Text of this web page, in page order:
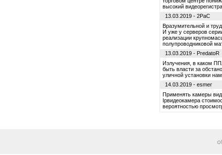
высокий
13.03.2019 - 2PaC
Вразумительной и
И уже у серверов
реализации
полупроводниковой
13.03.2019 - PredatoR
Излучения, в каком
быть власти за
уличной установки
14.03.2019 - esmer
Применять камеры
Ipвидеокамера
вероятностью